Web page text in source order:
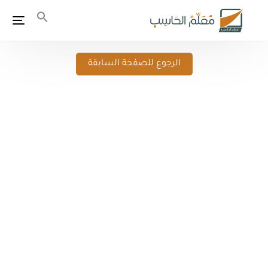
الرجوع للصفحة السابقة